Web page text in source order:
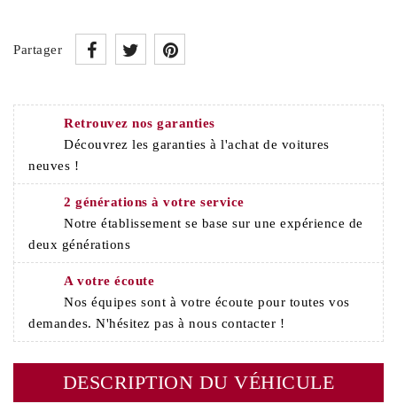
Partager
Retrouvez nos garanties
Découvrez les garanties à l'achat de voitures
neuves !
2 générations à votre service
Notre établissement se base sur une expérience de
deux générations
A votre écoute
Nos équipes sont à votre écoute pour toutes vos
demandes. N'hésitez pas à nous contacter !
DESCRIPTION DU VÉHICULE